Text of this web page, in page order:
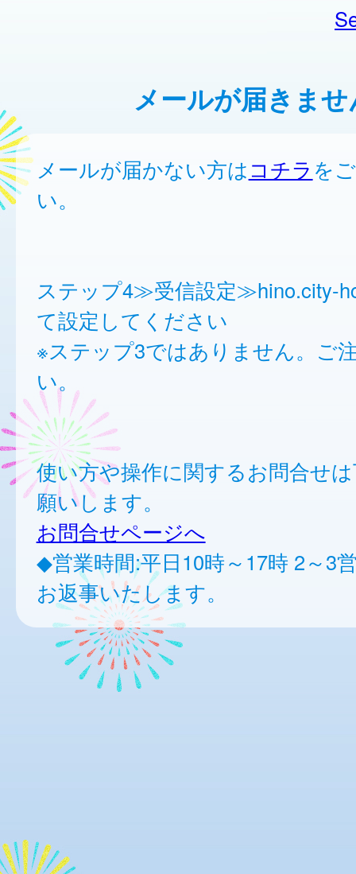
メールが届きませ
メールが届かない方はコチラ を
い。
ステップ4≫受信設定≫hino.city-
て設定してください
※ステップ3ではありません。ご
い。
使い方や操作に関するお問合せ
願いします。
お問合せページへ
◆営業時間:平日10時～17時 2～3
お返事いたします。